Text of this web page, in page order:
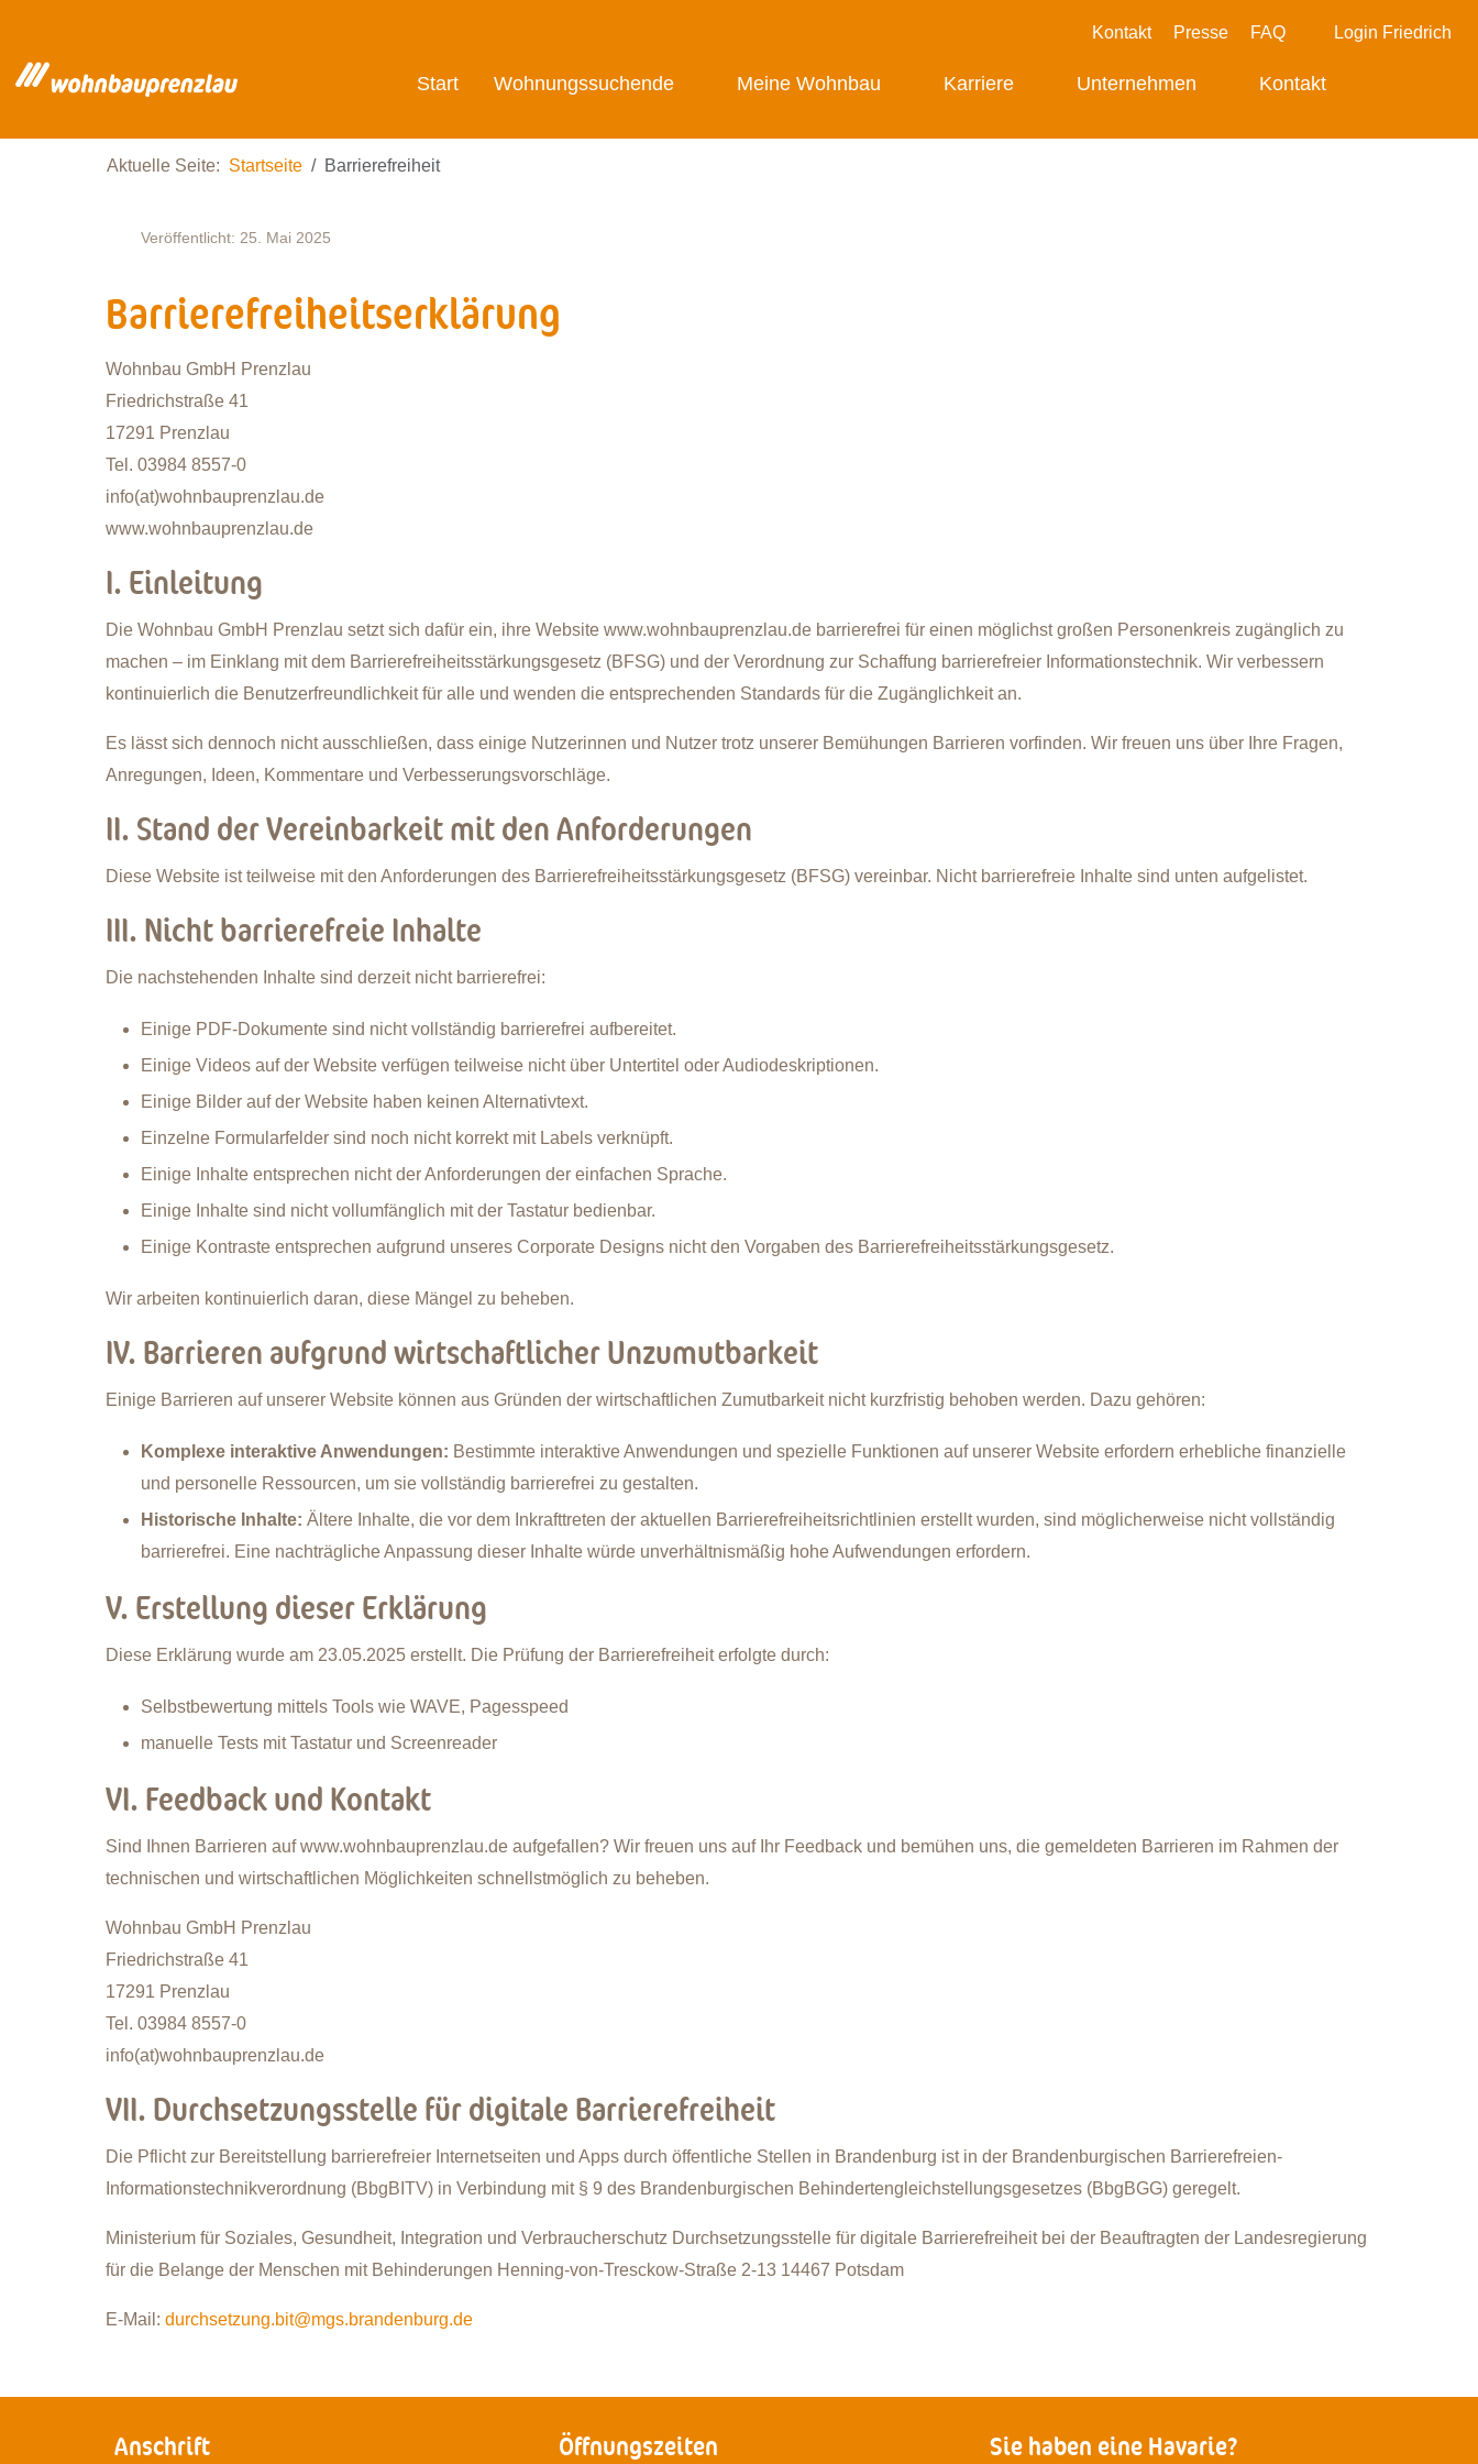
Kontakt Presse FAQ Login Friedrich
Start Wohnungssuchende Meine Wohnbau Karriere Unternehmen Kontakt
Aktuelle Seite: Startseite Barrierefreiheit
Veröffentlicht: 25. Mai 2025
Barrierefreiheitserklärung
Wohnbau GmbH Prenzlau
Friedrichstraße 41
17291 Prenzlau
Tel. 03984 8557-0
info(at)wohnbauprenzlau.de
www.wohnbauprenzlau.de
I. Einleitung
Die Wohnbau GmbH Prenzlau setzt sich dafür ein, ihre Website www.wohnbauprenzlau.de barrierefrei für einen möglichst großen Personenkreis zugänglich zu
machen – im Einklang mit dem Barrierefreiheitsstärkungsgesetz (BFSG) und der Verordnung zur Schaffung barrierefreier Informationstechnik. Wir verbessern
kontinuierlich die Benutzerfreundlichkeit für alle und wenden die entsprechenden Standards für die Zugänglichkeit an.
Es lässt sich dennoch nicht ausschließen, dass einige Nutzerinnen und Nutzer trotz unserer Bemühungen Barrieren vorfinden. Wir freuen uns über Ihre Fragen,
Anregungen, Ideen, Kommentare und Verbesserungsvorschläge.
II. Stand der Vereinbarkeit mit den Anforderungen
Diese Website ist teilweise mit den Anforderungen des Barrierefreiheitsstärkungsgesetz (BFSG) vereinbar. Nicht barrierefreie Inhalte sind unten aufgelistet.
III. Nicht barrierefreie Inhalte
Die nachstehenden Inhalte sind derzeit nicht barrierefrei:
Einige PDF-Dokumente sind nicht vollständig barrierefrei aufbereitet.
Einige Videos auf der Website verfügen teilweise nicht über Untertitel oder Audiodeskriptionen.
Einige Bilder auf der Website haben keinen Alternativtext.
Einzelne Formularfelder sind noch nicht korrekt mit Labels verknüpft.
Einige Inhalte entsprechen nicht der Anforderungen der einfachen Sprache.
Einige Inhalte sind nicht vollumfänglich mit der Tastatur bedienbar.
Einige Kontraste entsprechen aufgrund unseres Corporate Designs nicht den Vorgaben des Barrierefreiheitsstärkungsgesetz.
Wir arbeiten kontinuierlich daran, diese Mängel zu beheben.
IV. Barrieren aufgrund wirtschaftlicher Unzumutbarkeit
Einige Barrieren auf unserer Website können aus Gründen der wirtschaftlichen Zumutbarkeit nicht kurzfristig behoben werden. Dazu gehören:
Komplexe interaktive Anwendungen: Bestimmte interaktive Anwendungen und spezielle Funktionen auf unserer Website erfordern erhebliche finanzielle
und personelle Ressourcen, um sie vollständig barrierefrei zu gestalten.
Historische Inhalte: Ältere Inhalte, die vor dem Inkrafttreten der aktuellen Barrierefreiheitsrichtlinien erstellt wurden, sind möglicherweise nicht vollständig
barrierefrei. Eine nachträgliche Anpassung dieser Inhalte würde unverhältnismäßig hohe Aufwendungen erfordern.
V. Erstellung dieser Erklärung
Diese Erklärung wurde am 23.05.2025 erstellt. Die Prüfung der Barrierefreiheit erfolgte durch:
Selbstbewertung mittels Tools wie WAVE, Pagesspeed
manuelle Tests mit Tastatur und Screenreader
VI. Feedback und Kontakt
Sind Ihnen Barrieren auf www.wohnbauprenzlau.de aufgefallen? Wir freuen uns auf Ihr Feedback und bemühen uns, die gemeldeten Barrieren im Rahmen der
technischen und wirtschaftlichen Möglichkeiten schnellstmöglich zu beheben.
Wohnbau GmbH Prenzlau
Friedrichstraße 41
17291 Prenzlau
Tel. 03984 8557-0
info(at)wohnbauprenzlau.de
VII. Durchsetzungsstelle für digitale Barrierefreiheit
Die Pflicht zur Bereitstellung barrierefreier Internetseiten und Apps durch öffentliche Stellen in Brandenburg ist in der Brandenburgischen Barrierefreien-
Informationstechnikverordnung (BbgBITV) in Verbindung mit § 9 des Brandenburgischen Behindertengleichstellungsgesetzes (BbgBGG) geregelt.
Ministerium für Soziales, Gesundheit, Integration und Verbraucherschutz Durchsetzungsstelle für digitale Barrierefreiheit bei der Beauftragten der Landesregierung
für die Belange der Menschen mit Behinderungen Henning-von-Tresckow-Straße 2-13 14467 Potsdam
E-Mail: durchsetzung.bit@mgs.brandenburg.de
Anschrift Öffnungszeiten Sie haben eine Havarie?